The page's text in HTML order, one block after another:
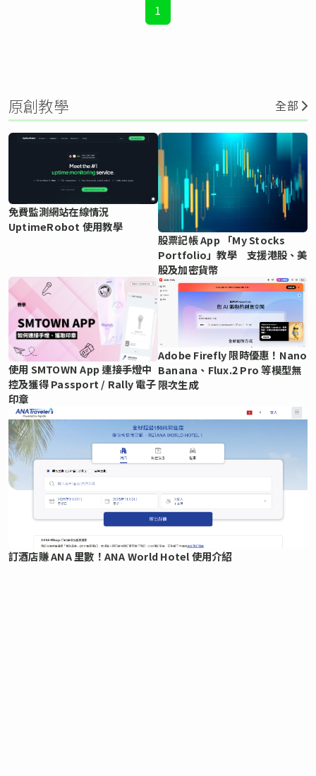
1
原創教學 全部
免費監測網站在線情況
UptimeRobot 使用教學
股票記帳 App 「My Stocks
Portfolio」教學 支援港股、美
股及加密貨幣
使用 SMTOWN App 連接手燈中
控及獲得 Passport / Rally 電子
印章
Adobe Firefly 限時優惠！Nano
Banana、Flux.2 Pro 等模型無
限次生成
訂酒店賺 ANA 里數！ANA World Hotel 使用介紹